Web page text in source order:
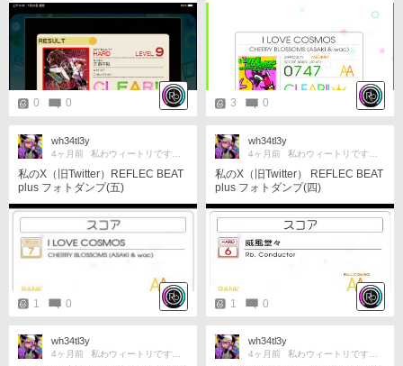
0 0 3 0
wh34tl3y
4ヶ月前 私わウィートリです、はじめまして！
私のX（旧Twitter）REFLEC BEAT
plus フォトダンプ(五)
1 0
wh34tl3y
4ヶ月前 私わウィートリです、はじめまして！
私のX（旧Twitter） REFLEC BEAT
plus フォトダンプ(四)
1 0
wh34tl3y
4ヶ月前 私わウィートリです、はじめまして！
wh34tl3y
4ヶ月前 私わウィートリです、はじめまして！